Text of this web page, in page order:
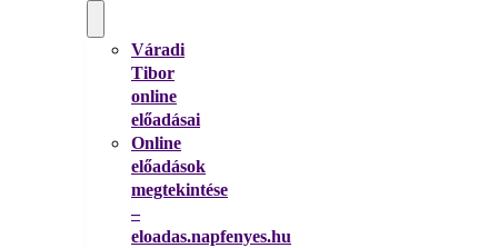
Váradi
Tibor
online
előadásai
Online
előadások
megtekintése
–
eloadas.napfenyes.hu